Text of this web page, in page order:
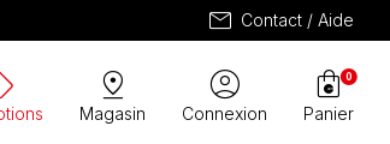
mail Contact / Aide
pin_drop
Magasin
account_circle
Connexion
shopping_bag
Panier
0